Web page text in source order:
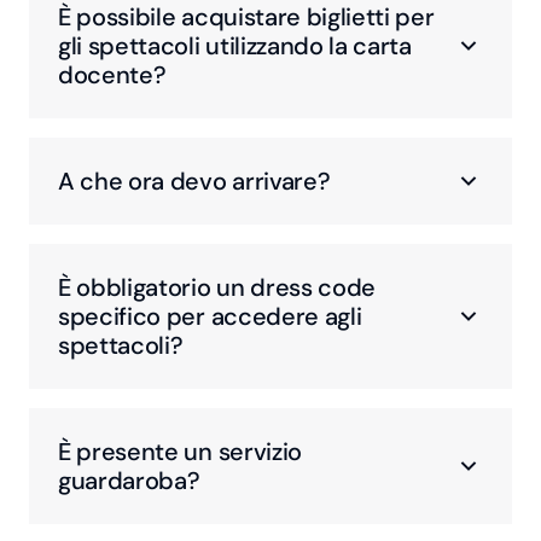
È possibile acquistare biglietti per
gli spettacoli utilizzando la carta
docente?
A che ora devo arrivare?
È obbligatorio un dress code
specifico per accedere agli
spettacoli?
È presente un servizio
guardaroba?